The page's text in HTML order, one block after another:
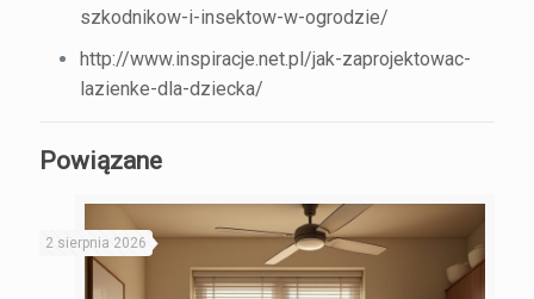
szkodnikow-i-insektow-w-ogrodzie/
http://www.inspiracje.net.pl/jak-zaprojektowac-
lazienke-dla-dziecka/
Powiązane
2 sierpnia 2026